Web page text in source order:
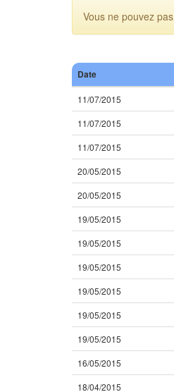
Vous ne pouvez
Date
11/07/2015
11/07/2015
11/07/2015
20/05/2015
20/05/2015
19/05/2015
19/05/2015
19/05/2015
19/05/2015
19/05/2015
19/05/2015
16/05/2015
18/04/2015